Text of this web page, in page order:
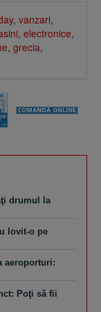
, vanzari,
, electronice,
, grecia,
drumul la
lovit-o pe
aeroporturi:
Poţi să fii